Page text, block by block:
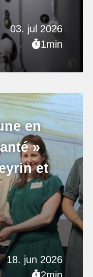
03. jul 2026
1min
18. jun 2026
en
»
et